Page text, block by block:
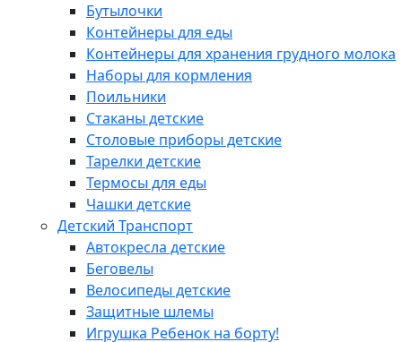
Бутылочки
Контейнеры для еды
Контейнеры для хранения грудного молока
Наборы для кормления
Поильники
Стаканы детские
Столовые приборы детские
Тарелки детские
Термосы для еды
Чашки детские
Детский Транспорт
Автокресла детские
Беговелы
Велосипеды детские
Защитные шлемы
Игрушка Ребенок на борту!